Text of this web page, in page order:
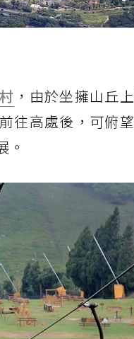
，由於坐擁山丘
往高處後，可俯
。